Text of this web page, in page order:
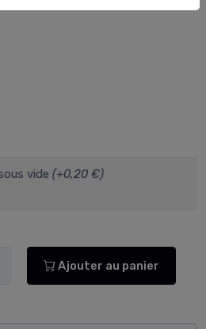
vide (+0,20 €)
Ajouter au panier